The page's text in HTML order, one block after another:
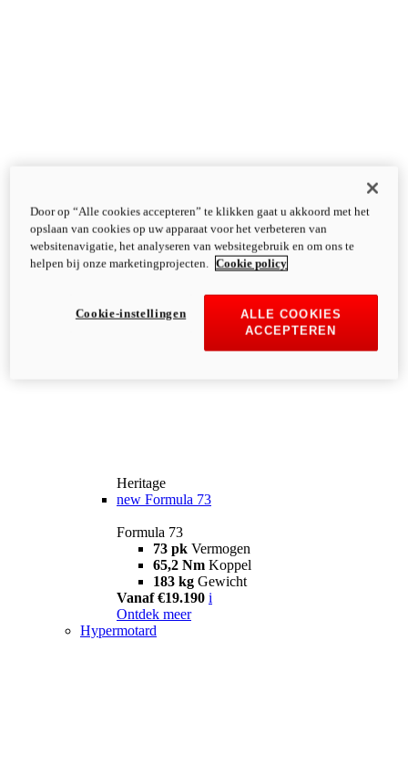
Heritage
new Formula 73
Formula 73
73 pk Vermogen
65,2 Nm Koppel
183 kg Gewicht
Vanaf €19.190 i
Ontdek meer
Hypermotard
Door op “Alle cookies accepteren” te klikken gaat u akkoord met het
opslaan van cookies op uw apparaat voor het verbeteren van
websitenavigatie, het analyseren van websitegebruik en om ons te
helpen bij onze marketingprojecten.
Cookie policy
ALLE COOKIES
ACCEPTEREN
Cookie-instellingen